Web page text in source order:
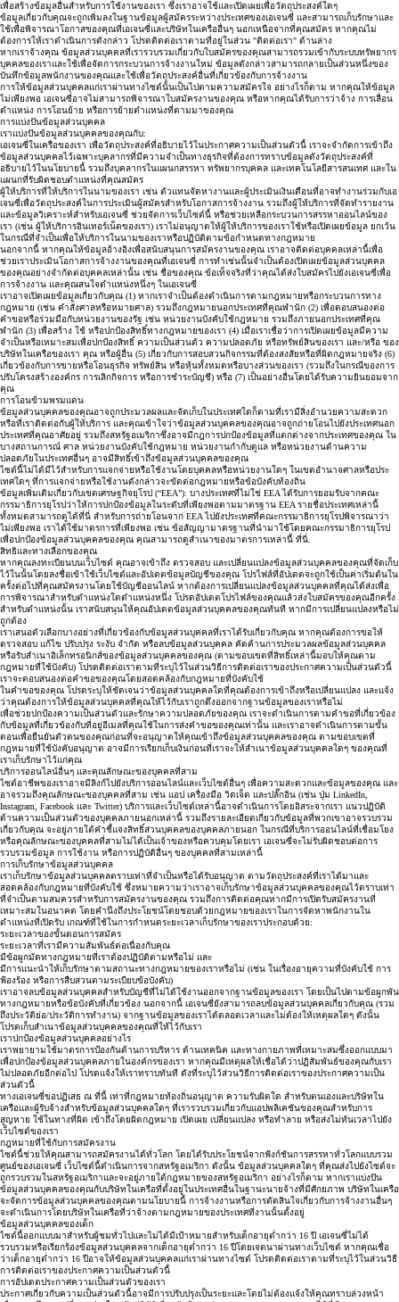
เพื่อสร้างข้อมูลอื่นสำหรับการใช้งานของเรา ซึ่งเราอาจใช้และเปิดเผยเพื่อวัตถุประสงค์ใดๆ
ข้อมูลเกี่ยวกับคุณจะถูกเพิ่มลงในฐานข้อมูลผู้สมัครระหว่างประเทศของเอเจนซี่ และสามารถเก็บรักษาและ
ใช้เพื่อพิจารณาโอกาสของคุณที่เอเจนซี่และบริษัทในเครืออื่นๆ นอกเหนือจากที่คุณสมัคร หากคุณไม่
ต้องการให้เราดำเนินการดังกล่าว โปรดติดต่อเราตามที่อยู่ในส่วน "ติดต่อเรา" ด้านล่าง
หากเราจ้างคุณ ข้อมูลส่วนบุคคลที่เรารวบรวมเกี่ยวกับใบสมัครของคุณสามารถรวมเข้ากับระบบทรัพยากร
บุคคลของเราและใช้เพื่อจัดการกระบวนการจ้างงานใหม่ ข้อมูลดังกล่าวสามารถกลายเป็นส่วนหนึ่งของ
บันทึกข้อมูลพนักงานของคุณและใช้เพื่อวัตถุประสงค์อื่นที่เกี่ยวข้องกับการจ้างงาน
การให้ข้อมูลส่วนบุคคลแก่เราผ่านทางไซต์นั้นเป็นไปตามความสมัครใจ อย่างไรก็ตาม หากคุณให้ข้อมูล
ไม่เพียงพอ เอเจนซี่อาจไม่สามารถพิจารณาใบสมัครงานของคุณ หรือหากคุณได้รับการว่าจ้าง การเลื่อน
ตำแหน่ง การโอนย้าย หรือการย้ายตำแหน่งที่ตามมาของคุณ
การแบ่งปันข้อมูลส่วนบุคคล
เราแบ่งปันข้อมูลส่วนบุคคลของคุณกับ:
เอเจนซี่ในเครือของเรา เพื่อวัตถุประสงค์ที่อธิบายไว้ในประกาศความเป็นส่วนตัวนี้ เราจะจำกัดการเข้าถึง
ข้อมูลส่วนบุคคลไว้เฉพาะบุคลากรที่มีความจำเป็นทางธุรกิจที่ต้องการทราบข้อมูลดังวัตถุประสงค์ที่
อธิบายไว้ในนโยบายนี้ รวมถึงบุคลากรในแผนกสรรหา ทรัพยากรบุคคล และเทคโนโลยีสารสนเทศ และใน
แผนกที่รับผิดชอบตำแหน่งที่คุณสมัคร
ผู้ให้บริการที่ให้บริการในนามของเรา เช่น ตัวแทนจัดหางานและผู้ประเมินเงินเดือนที่อาจทำงานร่วมกับเอ
เจนซี่เพื่อวัตถุประสงค์ในการประเมินผู้สมัครสำหรับโอกาสการจ้างงาน รวมถึงผู้ให้บริการที่จัดทำรายงาน
และข้อมูลวิเคราะห์สำหรับเอเจนซี่ ช่วยจัดการเว็บไซต์นี้ หรือช่วยเหลือกระบวนการสรรหาออนไลน์ของ
เรา (เช่น ผู้ให้บริการอินเทอร์เน็ตของเรา) เราไม่อนุญาตให้ผู้ให้บริการของเราใช้หรือเปิดเผยข้อมูล ยกเว้น
ในกรณีที่จำเป็นเพื่อให้บริการในนามของเราหรือปฏิบัติตามข้อกำหนดทางกฎหมาย
นอกจากนี้ หากคุณให้ข้อมูลอ้างอิงเพื่อสนับสนุนการสมัครงานของคุณ เราอาจติดต่อบุคคลเหล่านี้เพื่อ
ช่วยเราประเมินโอกาสการจ้างงานของคุณที่เอเจนซี่ การทำเช่นนั้นจำเป็นต้องเปิดเผยข้อมูลส่วนบุคคล
ของคุณอย่างจำกัดต่อบุคคลเหล่านั้น เช่น ชื่อของคุณ ข้อเท็จจริงที่ว่าคุณได้ส่งใบสมัครไปยังเอเจนซี่เพื่อ
การจ้างงาน และคุณสนใจตำแหน่งหนึ่งๆ ในเอเจนซี่
เราอาจเปิดเผยข้อมูลเกี่ยวกับคุณ (1) หากเราจำเป็นต้องดำเนินการตามกฎหมายหรือกระบวนการทาง
กฎหมาย (เช่น คำสั่งศาลหรือหมายศาล) รวมถึงกฎหมายนอกประเทศที่คุณพำนัก (2) เพื่อตอบสนองต่อ
คำขอหรือร่วมมือกับหน่วยงานของรัฐ เช่น หน่วยงานบังคับใช้กฎหมาย รวมถึงภายนอกประเทศที่คุณ
พำนัก (3) เพื่อสร้าง ใช้ หรือปกป้องสิทธิ์ทางกฎหมายของเรา (4) เมื่อเราเชื่อว่าการเปิดเผยข้อมูลมีความ
จำเป็นหรือเหมาะสมเพื่อปกป้องสิทธิ์ ความเป็นส่วนตัว ความปลอดภัย หรือทรัพย์สินของเรา และ/หรือ ของ
บริษัทในเครือของเรา คุณ หรือผู้อื่น (5) เกี่ยวกับการสอบสวนกิจกรรมที่ต้องสงสัยหรือที่ผิดกฎหมายจริง (6)
เกี่ยวข้องกับการขายหรือโอนธุรกิจ ทรัพย์สิน หรือหุ้นทั้งหมดหรือบางส่วนของเรา (รวมถึงในกรณีของการ
ปรับโครงสร้างองค์กร การเลิกกิจการ หรือการชำระบัญชี) หรือ (7) เป็นอย่างอื่นโดยได้รับความยินยอมจาก
คุณ
การโอนข้ามพรมแดน
ข้อมูลส่วนบุคคลของคุณอาจถูกประมวลผลและจัดเก็บในประเทศใดก็ตามที่เรามีสิ่งอำนวยความสะดวก
หรือที่เราติดต่อกับผู้ให้บริการ และคุณเข้าใจว่าข้อมูลส่วนบุคคลของคุณอาจถูกถ่ายโอนไปยังประเทศนอก
ประเทศที่คุณอาศัยอยู่ รวมถึงสหรัฐอเมริกาซึ่งอาจมีกฎการปกป้องข้อมูลที่แตกต่างจากประเทศของคุณ ใน
บางสถานการณ์ ศาล หน่วยงานบังคับใช้กฎหมาย หน่วยงานกำกับดูแล หรือหน่วยงานด้านความ
ปลอดภัยในประเทศอื่นๆ อาจมีสิทธิ์เข้าถึงข้อมูลส่วนบุคคลของคุณ
ไซต์นี้ไม่ได้มีไว้สำหรับการแจกจ่ายหรือใช้งานโดยบุคคลหรือหน่วยงานใดๆ ในเขตอำนาจศาลหรือประ
เทศใดๆ ที่การแจกจ่ายหรือใช้งานดังกล่าวจะขัดต่อกฎหมายหรือข้อบังคับท้องถิ่น
ข้อมูลเพิ่มเติมเกี่ยวกับเขตเศรษฐกิจยุโรป (“EEA”): บางประเทศที่ไม่ใช่ EEA ได้รับการยอมรับจากคณะ
กรรมาธิการยุโรปว่าให้การปกป้องข้อมูลในระดับที่เพียงพอตามมาตรฐาน EEA รายชื่อประเทศเหล่านี้
ทั้งหมดสามารถดูได้ที่นี่ สำหรับการถ่ายโอนจาก EEA ไปยังประเทศที่คณะกรรมาธิการยุโรปพิจารณาว่า
ไม่เพียงพอ เราได้ใช้มาตรการที่เพียงพอ เช่น ข้อสัญญามาตรฐานที่นำมาใช้โดยคณะกรรมาธิการยุโรป
เพื่อปกป้องข้อมูลส่วนบุคคลของคุณ คุณสามารถดูสำเนาของมาตรการเหล่านี้ ที่นี่
สิทธิและทางเลือกของคุณ
หากคุณลงทะเบียนบนเว็บไซต์ คุณอาจเข้าถึง ตรวจสอบ และเปลี่ยนแปลงข้อมูลส่วนบุคคลของคุณที่จัดเก็บ
ไว้ในนั้นโดยลงชื่อเข้าใช้เว็บไซต์และอัปเดตข้อมูลบัญชีของคุณ โปรไฟล์ที่อัปเดตจะถูกใช้เป็นค่าเริ่มต้นใน
ครั้งต่อไปที่คุณสมัครงานโดยใช้บัญชีออนไลน์ หากต้องการเปลี่ยนแปลงข้อมูลส่วนบุคคลที่คุณได้ส่งเพื่อ
การพิจารณาสำหรับตำแหน่งใดตำแหน่งหนึ่ง โปรดอัปเดตโปรไฟล์ของคุณแล้วส่งใบสมัครของคุณอีกครั้ง
สำหรับตำแหน่งนั้น เราสนับสนุนให้คุณอัปเดตข้อมูลส่วนบุคคลของคุณทันที หากมีการเปลี่ยนแปลงหรือไม่
ถูกต้อง
เราเสนอตัวเลือกบางอย่างที่เกี่ยวข้องกับข้อมูลส่วนบุคคลที่เราได้รับเกี่ยวกับคุณ หากคุณต้องการขอให้
ตรวจสอบ แก้ไข ปรับปรุง ระงับ จำกัด หรือลบข้อมูลส่วนบุคคล คัดค้านการประมวลผลข้อมูลส่วนบุคคล
หรือรับสำเนาอิเล็กทรอนิกส์ของข้อมูลส่วนบุคคลของคุณ (ตามขอบเขตที่สิทธิ์เหล่านี้มอบให้คุณตาม
กฎหมายที่ใช้บังคับ) โปรดติดต่อเราตามที่ระบุไว้ในส่วนวิธีการติดต่อเราของประกาศความเป็นส่วนตัวนี้
เราจะตอบสนองต่อคำขอของคุณโดยสอดคล้องกับกฎหมายที่บังคับใช้
ในคำขอของคุณ โปรดระบุให้ชัดเจนว่าข้อมูลส่วนบุคคลใดที่คุณต้องการเข้าถึงหรือเปลี่ยนแปลง และแจ้ง
ว่าคุณต้องการให้ข้อมูลส่วนบุคคลที่คุณให้ไว้กับเราถูกดึงออกจากฐานข้อมูลของเราหรือไม่
เพื่อช่วยปกป้องความเป็นส่วนตัวและรักษาความปลอดภัยของคุณ เราจะดำเนินการตามคำขอที่เกี่ยวข้อง
กับข้อมูลที่เกี่ยวข้องกับที่อยู่อีเมลที่คุณใช้ในการส่งคำขอของคุณเท่านั้น และเราอาจดำเนินการตามขั้น
ตอนเพื่อยืนยันตัวตนของคุณก่อนที่จะอนุญาตให้คุณเข้าถึงข้อมูลส่วนบุคคลของคุณ ตามขอบเขตที่
กฎหมายที่ใช้บังคับอนุญาต อาจมีการเรียกเก็บเงินก่อนที่เราจะให้สำเนาข้อมูลส่วนบุคคลใดๆ ของคุณที่
เราเก็บรักษาไว้แก่คุณ
บริการออนไลน์อื่นๆ และคุณลักษณะของบุคคลที่สาม
ไซต์อาชีพของเราอาจมีลิงก์ไปยังบริการออนไลน์และเว็บไซต์อื่นๆ เพื่อความสะดวกและข้อมูลของคุณ และ
อาจรวมถึงคุณลักษณะของบุคคลที่สาม เช่น แอป เครื่องมือ วิดเจ็ต และปลั๊กอิน (เช่น ปุ่ม LinkedIn,
Instagram, Facebook และ Twitter) บริการและเว็บไซต์เหล่านี้อาจดำเนินการโดยอิสระจากเรา แนวปฏิบัติ
ด้านความเป็นส่วนตัวของบุคคลภายนอกเหล่านี้ รวมถึงรายละเอียดเกี่ยวกับข้อมูลที่พวกเขาอาจรวบรวม
เกี่ยวกับคุณ จะอยู่ภายใต้คำชี้แจงสิทธิ์ส่วนบุคคลของบุคคลภายนอก ในกรณีที่บริการออนไลน์ที่เชื่อมโยง
หรือคุณลักษณะของบุคคลที่สามไม่ได้เป็นเจ้าของหรือควบคุมโดยเรา เอเจนซี่จะไม่รับผิดชอบต่อการ
รวบรวมข้อมูล การใช้งาน หรือการปฏิบัติอื่นๆ ของบุคคลที่สามเหล่านี้
การเก็บรักษาข้อมูลส่วนบุคคล
เราเก็บรักษาข้อมูลส่วนบุคคลตราบเท่าที่จำเป็นหรือได้รับอนุญาต ตามวัตถุประสงค์ที่เราได้มาและ
สอดคล้องกับกฎหมายที่บังคับใช้ ซึ่งหมายความว่าเราอาจเก็บรักษาข้อมูลส่วนบุคคลของคุณไว้ตราบเท่า
ที่จำเป็นตามสมควรสำหรับการสมัครงานของคุณ รวมถึงการติดต่อคุณหากมีการเปิดรับสมัครงานที่
เหมาะสมในอนาคต โดยคำนึงถึงประโยชน์โดยชอบด้วยกฎหมายของเราในการจัดหาพนักงานใน
ตำแหน่งที่เปิดรับ เกณฑ์ที่ใช้ในการกำหนดระยะเวลาเก็บรักษาของเราประกอบด้วย:
ระยะเวลาของขั้นตอนการสมัคร
ระยะเวลาที่เรามีความสัมพันธ์ต่อเนื่องกับคุณ
มีข้อผูกมัดทางกฎหมายที่เราต้องปฏิบัติตามหรือไม่ และ
มีการแนะนำให้เก็บรักษาตามสถานะทางกฎหมายของเราหรือไม่ (เช่น ในเรื่องอายุความที่บังคับใช้ การ
ฟ้องร้อง หรือการสืบสวนตามระเบียบข้อบังคับ)
เราอาจลบข้อมูลส่วนบุคคลสำหรับบัญชีที่ไม่ได้ใช้งานออกจากฐานข้อมูลของเรา โดยเป็นไปตามข้อผูกพัน
ทางกฎหมายหรือข้อบังคับที่เกี่ยวข้อง นอกจากนี้ เอเจนซี่ยังสามารถลบข้อมูลส่วนบุคคลเกี่ยวกับคุณ (รวม
ถึงประวัติย่อ/ประวัติการทำงาน) จากฐานข้อมูลของเราได้ตลอดเวลาและไม่ต้องให้เหตุผลใดๆ ดังนั้น
โปรดเก็บสำเนาข้อมูลส่วนบุคคลของคุณที่ให้ไว้กับเรา
เราปกป้องข้อมูลส่วนบุคคลอย่างไร
เราพยายามใช้มาตรการป้องกันด้านการบริหาร ด้านเทคนิค และทางกายภาพที่เหมาะสมซึ่งออกแบบมา
เพื่อปกป้องข้อมูลส่วนบุคคลภายในองค์กรของเรา หากคุณมีเหตุผลให้เชื่อได้ว่าปฏิสัมพันธ์ของคุณกับเรา
ไม่ปลอดภัยอีกต่อไป โปรดแจ้งให้เราทราบทันที ดังที่ระบุไว้ส่วนวิธีการติดต่อเราของประกาศความเป็น
ส่วนตัวนี้
ทางเอเจนซี่ขอปฏิเสธ ณ ที่นี้ เท่าที่กฎหมายท้องถิ่นอนุญาต ความรับผิดใด สำหรับตนเองและบริษัทใน
เครือและผู้รับจ้างสำหรับข้อมูลส่วนบุคคลใดๆ ที่เรารวบรวมเกี่ยวกับแอปพลิเคชันของคุณสำหรับการ
สูญหาย ใช้ในทางที่ผิด เข้าถึงโดยผิดกฎหมาย เปิดเผย เปลี่ยนแปลง หรือทำลาย หรือส่งไม่ทันเวลาไปยัง
เว็บไซต์ของเรา
กฎหมายที่ใช้กับการสมัครงาน
ไซต์นี้ช่วยให้คุณสามารถสมัครงานได้ทั่วโลก โดยได้รับประโยชน์จากฟังก์ชันการสรรหาทั่วโลกแบบรวม
ศูนย์ของเอเจนซี่ เว็บไซต์นี้ดำเนินการจากสหรัฐอเมริกา ดังนั้น ข้อมูลส่วนบุคคลใดๆ ที่คุณส่งไปยังไซต์จะ
ถูกรวบรวมในสหรัฐอเมริกาและจะอยู่ภายใต้กฎหมายของสหรัฐอเมริกา อย่างไรก็ตาม หากเราแบ่งปัน
ข้อมูลส่วนบุคคลของคุณกับบริษัทในเครือที่ตั้งอยู่ในประเทศอื่นในฐานะนายจ้างที่มีศักยภาพ บริษัทในเครือ
จะจัดการข้อมูลส่วนบุคคลของคุณตามนโยบายนี้ การจ้างงานหรือการตัดสินใจเกี่ยวกับการจ้างงานอื่นๆ
จะดำเนินการโดยบริษัทในเครือที่ว่าจ้างตามกฎหมายของประเทศที่งานนั้นตั้งอยู่
ข้อมูลส่วนบุคคลของเด็ก
ไซต์นี้ออกแบบมาสำหรับผู้ชมทั่วไปและไม่ได้มีเป้าหมายสำหรับเด็กอายุต่ำกว่า 16 ปี เอเจนซี่ไม่ได้
รวบรวมหรือเรียกร้องข้อมูลส่วนบุคคลจากเด็กอายุต่ำกว่า 16 ปีโดยเจตนาผ่านทางเว็บไซต์ หากคุณเชื่อ
ว่าเด็กอายุต่ำกว่า 16 ปีอาจให้ข้อมูลส่วนบุคคลแก่เราผ่านทางไซต์ โปรดติดต่อเราตามที่ระบุไว้ในส่วนวิธี
การติดต่อเราของประกาศความเป็นส่วนตัวนี้
การอัปเดตประกาศความเป็นส่วนตัวของเรา
ประกาศเกี่ยวกับความเป็นส่วนตัวนี้อาจมีการปรับปรุงเป็นระยะและโดยไม่ต้องแจ้งให้คุณทราบล่วงหน้า